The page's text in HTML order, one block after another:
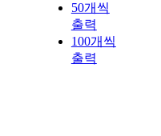
50개씩
출력
100개씩
출력